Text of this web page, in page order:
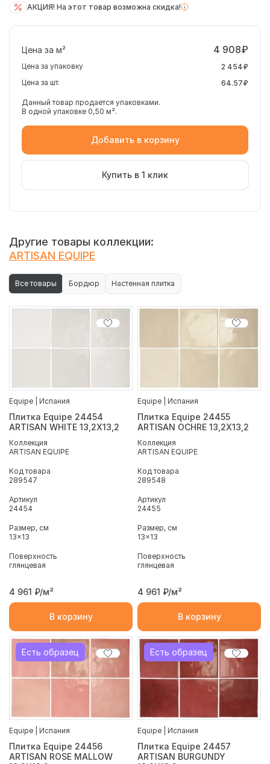
АКЦИЯ! На этот товар возможна скидка!
Цена за м² 4 908₽
Цена за упаковку
2 454₽
Цена за шт.
64.57₽
Данный товар продается упаковками.
В одной упаковке 0,50 м².
Добавить в корзину
Купить в 1 клик
Другие товары коллекции:
ARTISAN EQUIPE
Все товары Бордюр Настенная плитка
Equipe | Испания
Плитка Equipe 24454
ARTISAN WHITE 13,2X13,2
Коллекция
ARTISAN EQUIPE
Код товара
289547
Артикул
24454
Размер, см
13x13
Поверхность
глянцевая
4 961 ₽/м²
В корзину
Equipe | Испания
Плитка Equipe 24455
ARTISAN OCHRE 13,2X13,2
Коллекция
ARTISAN EQUIPE
Код товара
289548
Артикул
24455
Размер, см
13x13
Поверхность
глянцевая
4 961 ₽/м²
В корзину
Есть образец
Equipe | Испания
Плитка Equipe 24456
ARTISAN ROSE MALLOW
Есть образец
Equipe | Испания
Плитка Equipe 24457
ARTISAN BURGUNDY